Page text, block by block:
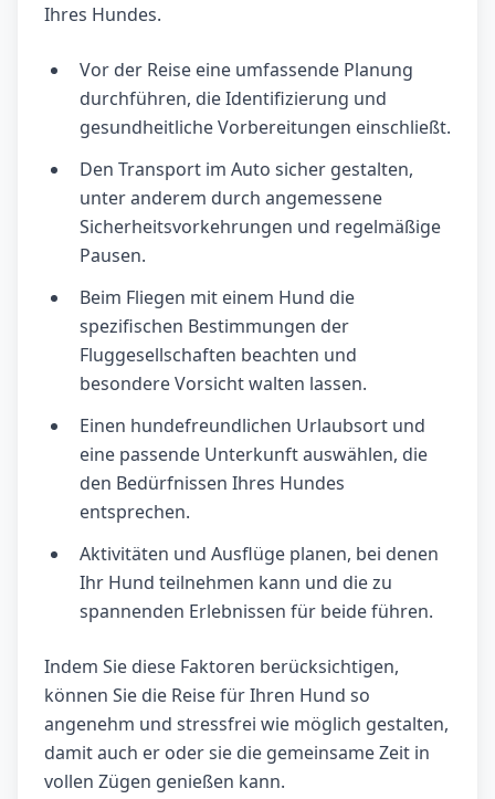
Ihres Hundes.
Vor der Reise eine umfassende Planung
durchführen, die Identifizierung und
gesundheitliche Vorbereitungen einschließt.
Den Transport im Auto sicher gestalten,
unter anderem durch angemessene
Sicherheitsvorkehrungen und regelmäßige
Pausen.
Beim Fliegen mit einem Hund die
spezifischen Bestimmungen der
Fluggesellschaften beachten und
besondere Vorsicht walten lassen.
Einen hundefreundlichen Urlaubsort und
eine passende Unterkunft auswählen, die
den Bedürfnissen Ihres Hundes
entsprechen.
Aktivitäten und Ausflüge planen, bei denen
Ihr Hund teilnehmen kann und die zu
spannenden Erlebnissen für beide führen.
Indem Sie diese Faktoren berücksichtigen,
können Sie die Reise für Ihren Hund so
angenehm und stressfrei wie möglich gestalten,
damit auch er oder sie die gemeinsame Zeit in
vollen Zügen genießen kann.